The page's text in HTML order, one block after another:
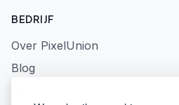
BEDRIJF
Over PixelUnion
Blog